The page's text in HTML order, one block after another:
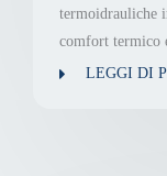
termoidrauliche
comfort termico
LEGGI DI